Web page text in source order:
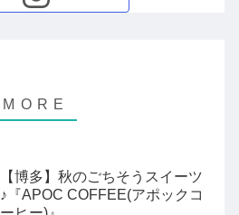
【博多】秋のごちそうスイーツ
♪『APOC COFFEE(アポックコ